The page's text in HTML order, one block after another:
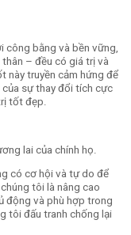
công bằng và bền vững,
– đều có giá trị và
này truyền cảm hứng để
sự thay đổi tích cực
tốt đẹp.
lai của chính họ.
có cơ hội và tự do để
tôi là nâng cao
động và phù hợp trong
tôi đấu tranh chống lại